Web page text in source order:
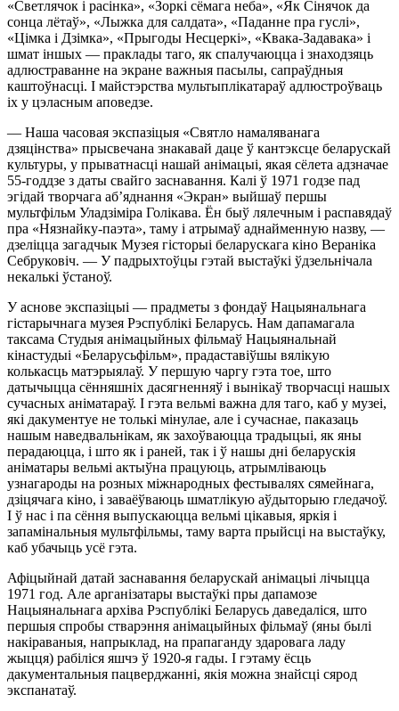
«Светлячок і расінка», «Зоркі сёмага неба», «Як Сінячок да
сонца лётаў», «Лыжка для салдата», «Паданне пра гуслі»,
«Цімка і Дзімка», «Прыгоды Несцеркі», «Квака-Задавака» і
шмат іншых — праклады таго, як спалучаюцца і знаходзяць
адлюстраванне на экране важныя пасылы, сапраўдныя
каштоўнасці. І майстэрства мультыплікатараў адлюстроўваць
іх у цэласным аповедзе.
— Наша часовая экспазіцыя «Святло намаляванага
дзяцінства» прысвечана знакавай даце ў кантэксце беларускай
культуры, у прыватнасці нашай анімацыі, якая сёлета адзначае
55-годдзе з даты свайго заснавання. Калі ў 1971 годзе пад
эгідай творчага аб’яднання «Экран» выйшаў першы
мультфільм Уладзіміра Голікава. Ён быў лялечным і распавядаў
пра «Нязнайку-паэта», таму і атрымаў аднайменную назву, —
дзеліцца загадчык Музея гісторыі беларускага кіно Вераніка
Себруковіч. — У падрыхтоўцы гэтай выстаўкі ўдзельнічала
некалькі ўстаноў.
У аснове экспазіцыі — прадметы з фондаў Нацыянальнага
гістарычнага музея Рэспублікі Беларусь. Нам дапамагала
таксама Студыя анімацыйных фільмаў Нацыянальнай
кінастудыі «Беларусьфільм», прадаставіўшы вялікую
колькасць матэрыялаў. У першую чаргу гэта тое, што
датычыцца сённяшніх дасягненняў і вынікаў творчасці нашых
сучасных аніматараў. І гэта вельмі важна для таго, каб у музеі,
які дакументуе не толькі мінулае, але і сучаснае, паказаць
нашым наведвальнікам, як захоўваюцца традыцыі, як яны
перадаюцца, і што як і раней, так і ў нашы дні беларускія
аніматары вельмі актыўна працуюць, атрымліваюць
узнагароды на розных міжнародных фестывалях сямейнага,
дзіцячага кіно, і заваёўваюць шматлікую аўдыторыю гледачоў.
І ў нас і па сёння выпускаюцца вельмі цікавыя, яркія і
запамінальныя мультфільмы, таму варта прыйсці на выстаўку,
каб убачыць усё гэта.
Афіцыйнай датай заснавання беларускай анімацыі лічыцца
1971 год. Але арганізатары выстаўкі пры дапамозе
Нацыянальнага архіва Рэспублікі Беларусь даведаліся, што
першыя спробы стварэння анімацыйных фільмаў (яны былі
накіраваныя, напрыклад, на прапаганду здаровага ладу
жыцця) рабіліся яшчэ ў 1920-я гады. І гэтаму ёсць
дакументальныя пацверджанні, якія можна знайсці сярод
экспанатаў.